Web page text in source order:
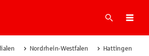
Suche
Nordrhein-Westfalen Hattingen